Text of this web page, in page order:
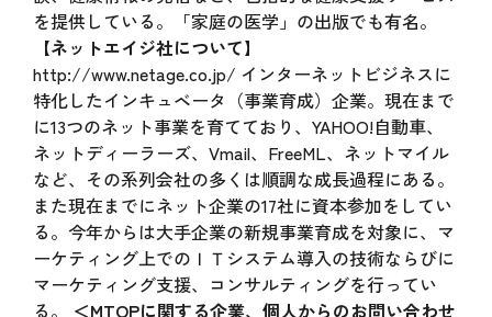
を提供している。「家庭の医学」の出版でも有名。
【ネットエイジ社について】
http://www.netage.co.jp/ インターネットビジネスに
特化したインキュベータ（事業育成）企業。現在まで
に13つのネット事業を育てており、YAHOO!自動車、
ネットディーラーズ、Vmail、FreeML、ネットマイル
など、その系列会社の多くは順調な成長過程にある。
また現在までにネット企業の17社に資本参加をしてい
る。今年からは大手企業の新規事業育成を対象に、マ
ーケティング上でのＩＴシステム導入の技術ならびに
マーケティング支援、コンサルティングを行ってい
る。 ＜MTOPに関する企業、個人からのお問い合わせ